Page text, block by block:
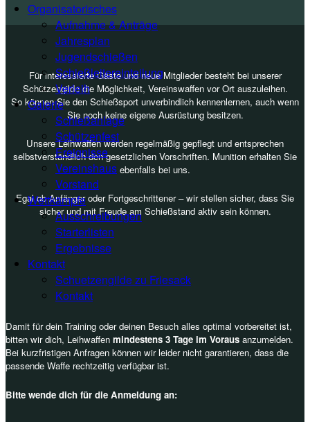
Organisatorisches
Aufnahme & Anträge
Jahresplan
Jugendschießen
Schießleitereinteilung
Verleih
Galerie
Schießanlage
Schützenfest
Ereignisse
Vereinshaus
Vorstand
Wettkämpfe
Ausschreibungen
Starterlisten
Ergebnisse
Kontakt
Schuetzengilde zu Friesack
Kontakt
Für interessierte Gäste und neue Mitglieder besteht bei unserer
Schützengilde die Möglichkeit, Vereinswaffen vor Ort auszuleihen.
So können Sie den Schießsport unverbindlich kennenlernen, auch wenn
Sie noch keine eigene Ausrüstung besitzen.
Unsere Leihwaffen werden regelmäßig gepflegt und entsprechen
selbstverständlich den gesetzlichen Vorschriften. Munition erhalten Sie
ebenfalls bei uns.
Egal ob Anfänger oder Fortgeschrittener – wir stellen sicher, dass Sie
sicher und mit Freude am Schießstand aktiv sein können.
Damit für dein Training oder deinen Besuch alles optimal vorbereitet ist,
bitten wir dich, Leihwaffen mindestens 3 Tage im Voraus anzumelden.
Bei kurzfristigen Anfragen können wir leider nicht garantieren, dass die
passende Waffe rechtzeitig verfügbar ist.
Bitte wende dich für die Anmeldung an: